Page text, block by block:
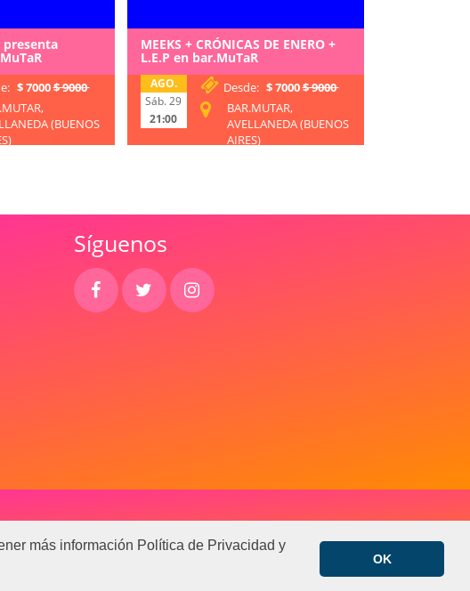
más información Política de Privacidad y
OK
presenta
$ 7000$ 9000
(BUENOS
MEEKS + CRÓNICAS DE ENERO +
L.E.P en bar.MuTaR
AGO.
Sáb. 29
21:00
Desde: $ 7000$ 9000
BAR.MUTAR,
AVELLANEDA (BUENOS
AIRES)
Síguenos